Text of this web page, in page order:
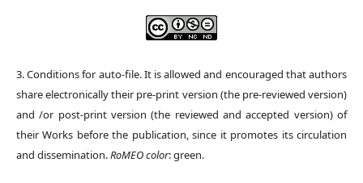
3. Conditions for auto-file. It is allowed and encouraged that authors
share electronically their pre-print version (the pre-reviewed version)
and /or post-print version (the reviewed and accepted version) of
their Works before the publication, since it promotes its circulation
and dissemination.RoMEO color: green.